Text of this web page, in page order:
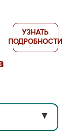
УЗНАТЬ
ПОДРОБНОСТИ
▼